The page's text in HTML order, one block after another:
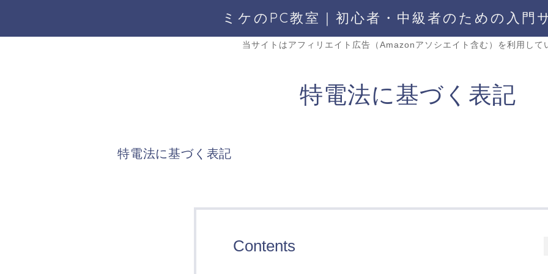
ミケのPC教室｜初心者・中級者のための入門
当サイトはアフィリエイト広告（Amazonアソシエイト含む）を利用して
特電法に基づく表記
特電法に基づく表記
Contents